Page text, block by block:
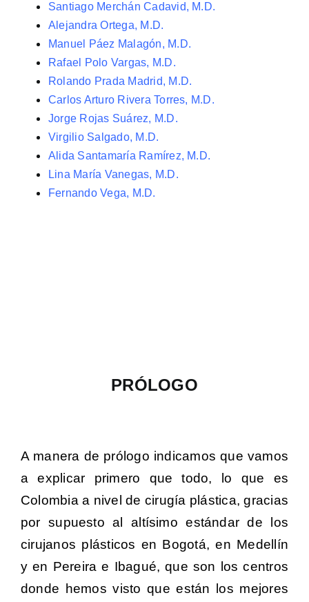
Santiago Merchán Cadavid, M.D.
Alejandra Ortega, M.D.
Manuel Páez Malagón, M.D.
Rafael Polo Vargas, M.D.
Rolando Prada Madrid, M.D.
Carlos Arturo Rivera Torres, M.D.
Jorge Rojas Suárez, M.D.
Virgilio Salgado, M.D.
Alida Santamaría Ramírez, M.D.
Lina María Vanegas, M.D.
Fernando Vega, M.D.
PRÓLOGO
A manera de prólogo indicamos que vamos
a explicar primero que todo, lo que es
Colombia a nivel de cirugía plástica, gracias
por supuesto al altísimo estándar de los
cirujanos plásticos en Bogotá, en Medellín
y en Pereira e Ibagué, que son los centros
donde hemos visto que están los mejores